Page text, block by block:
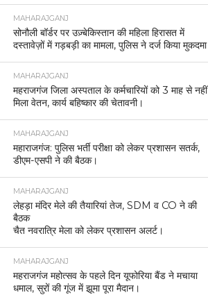
MAHARAJGANJ
सोनौली बॉर्डर पर उज़्बेकिस्तान की महिला हिरासत में
दस्तावेज़ों में गड़बड़ी का मामला, पुलिस ने दर्ज किया मुकदमा
MAHARAJGANJ
महराजगंज जिला अस्पताल के कर्मचारियों को 3 माह से नहीं
मिला वेतन, कार्य बहिष्कार की चेतावनी।
MAHARAJGANJ
महाराजगंज: पुलिस भर्ती परीक्षा को लेकर प्रशासन सतर्क,
डीएम-एसपी ने की बैठक।
MAHARAJGANJ
लेहड़ा मंदिर मेले की तैयारियां तेज, SDM व CO ने की
बैठक
चैत नवरात्रि मेला को लेकर प्रशासन अलर्ट।
MAHARAJGANJ
महराजगंज महोत्सव के पहले दिन यूफोरिया बैंड ने मचाया
धमाल, सुरों की गूंज में झूमा पूरा मैदान।